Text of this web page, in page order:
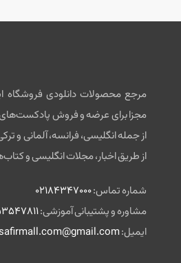
مرجع محصولات دانلودی فروشگاه
مجزا برای عرضه و فروش
از جمله انگلیسی، فرانسه، آلمانی و
از طریق اخبار، مجلات انگلیسی و
شماره تماس:02184347000
مشاوره و پشتیبانی آموزشی:
ایمیل:safirmall.com@gmail.com